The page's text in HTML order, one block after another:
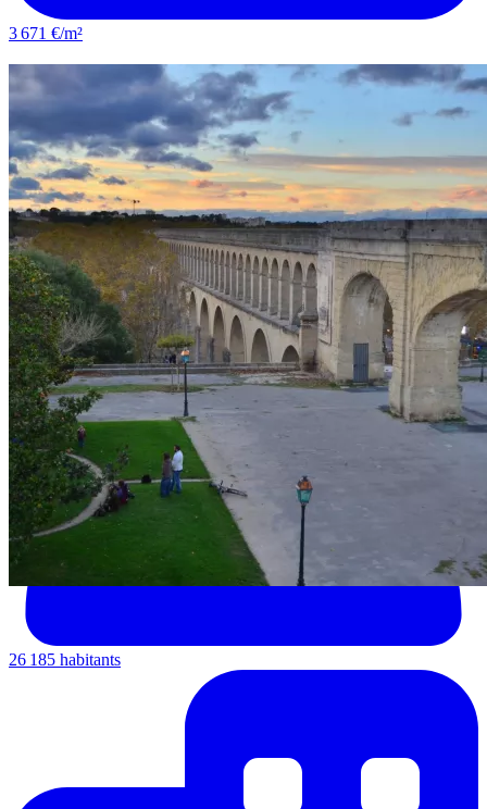
3 671 €/m²
Lunel
26 185 habitants